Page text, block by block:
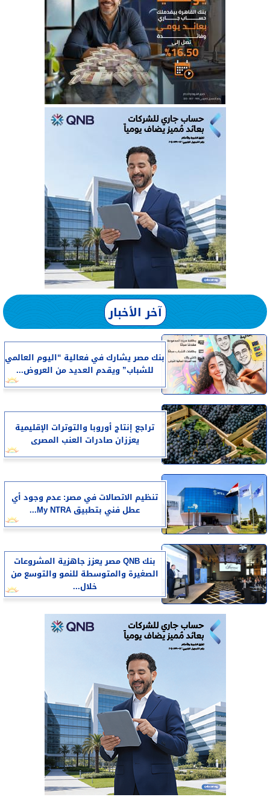
آخر الأخبار
بنك مصر يشارك في فعالية “اليوم العالمي
للشباب” ويقدم العديد من العروض...
تراجع إنتاج أوروبا والتوترات الإقليمية
يعززان صادرات العنب المصرى
تنظيم الاتصالات في مصر: عدم وجود أي
عطل فني بتطبيق My NTRA...
بنك QNB مصر يعزز جاهزية المشروعات
الصغيرة والمتوسطة للنمو والتوسع من
خلال...